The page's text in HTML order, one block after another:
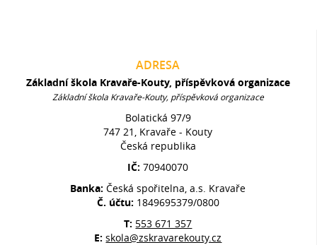
ADRESA
Základní škola Kravaře-Kouty, příspěvková organizace
Základní škola Kravaře-Kouty, příspěvková organizace
Bolatická 97/9
747 21, Kravaře - Kouty
Česká republika
IČ:70940070
Banka:Česká spořitelna, a.s. Kravaře
Č. účtu: 1849695379/0800
T: 553 671 357
E:skola@zskravarekouty.cz